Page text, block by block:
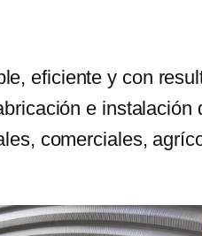
eficiente y con
e instalación
comerciales,